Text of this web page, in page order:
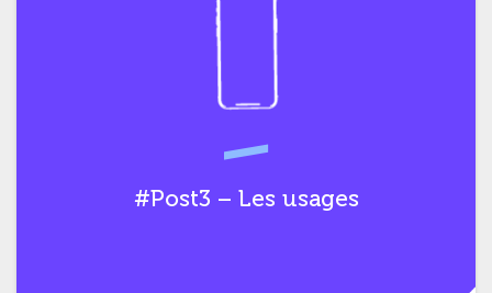
#Post3 – Les usages
Soyons courtois et bienveillants,
#partageonsnosberges !